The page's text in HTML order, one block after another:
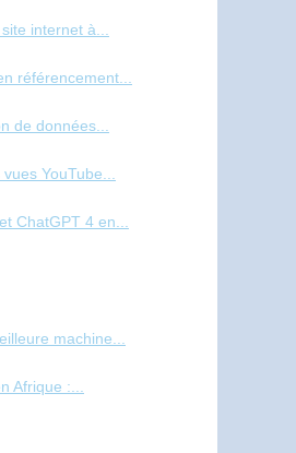
internet à...
référencement...
de données...
YouTube...
ChatGPT 4 en...
machine...
Afrique :...